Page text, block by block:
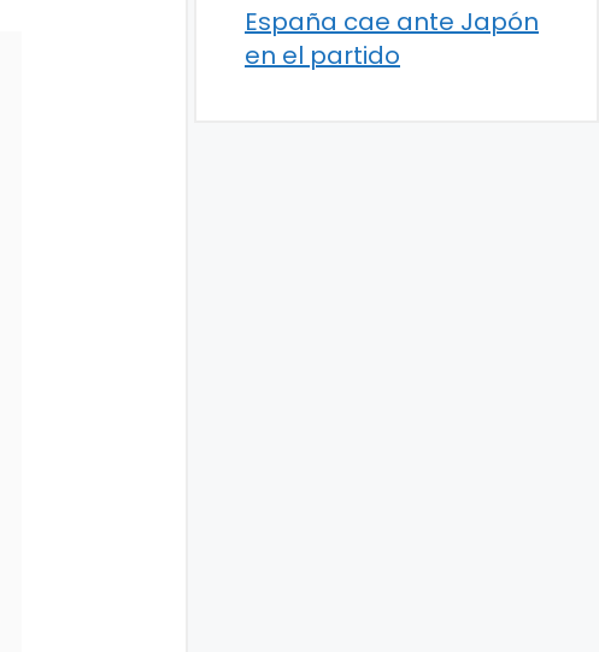
España cae ante Japón
en el partido